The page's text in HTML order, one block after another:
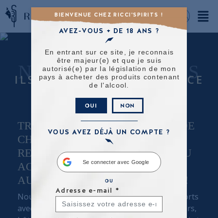
NOS REVENDEURS
ILS NOUS FONT CONFIANCE
TROUVEZ VOTRE RHUM PRÈS DE
CHEZ VOUS, DÉGUSTEZ LE AU
RESTAURANT, DANS UN BAR OU
ACHETEZ-LE DIRECTEMENT
AUPRÈS DE NOS REVENDEURS !
Nous avons au fil des années, tissé des liens forts
avec nos revendeurs : restaurants, cavistes, bars,
BIENVENUE CHEZ RICCI'SPIRITS !
AVEZ-VOUS + DE 18 ANS ?
En entrant sur ce site, je reconnais
être majeur(e) et que je suis
autorisé(e) par la législation de mon
pays à acheter des produits contenant
de l'alcool.
OUI NON
VOUS AVEZ DÉJÀ UN COMPTE ?
Se connecter avec Google
OU
Adresse e-mail *